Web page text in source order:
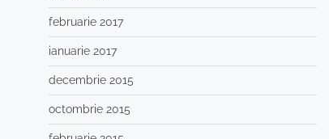
februarie 2017
ianuarie 2017
decembrie 2015
octombrie 2015